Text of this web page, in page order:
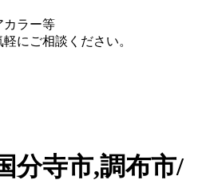
カラー等
にご相談ください。
分寺市,調布市/